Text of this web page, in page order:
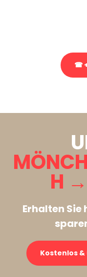
☎
H
Erhalten Sie
Kostenlos